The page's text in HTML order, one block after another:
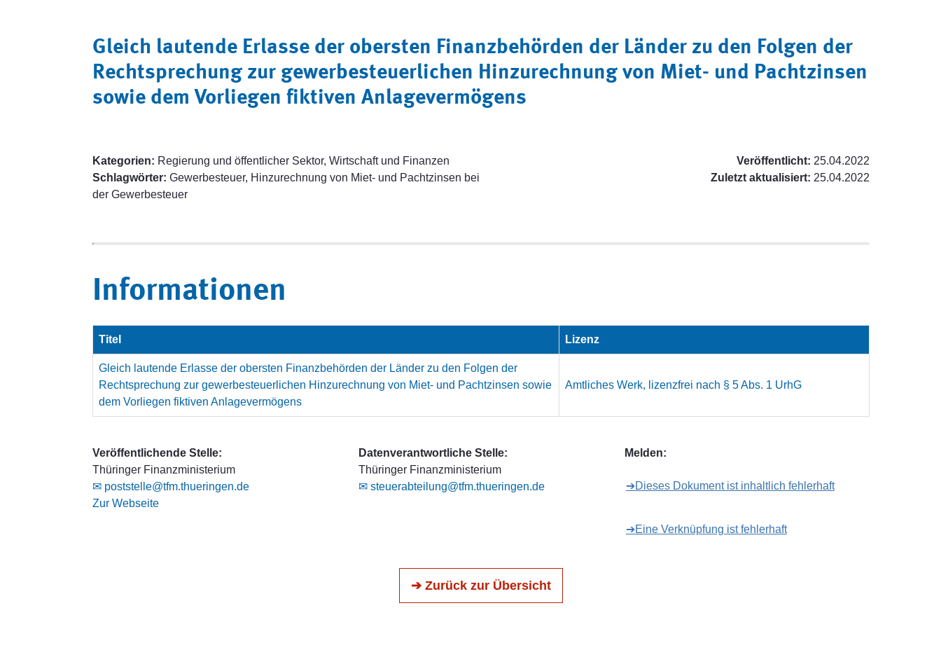
Gleich lautende Erlasse der obersten Finanzbehörden der Länder zu den Folgen der
Rechtsprechung zur gewerbesteuerlichen Hinzurechnung von Miet- und Pachtzinsen
sowie dem Vorliegen fiktiven Anlagevermögens
Kategorien: Regierung und öffentlicher Sektor, Wirtschaft und Finanzen
Schlagwörter: Gewerbesteuer, Hinzurechnung von Miet- und Pachtzinsen bei
der Gewerbesteuer
Veröffentlicht: 25.04.2022
Zuletzt aktualisiert: 25.04.2022
Informationen
Titel Lizenz
Gleich lautende Erlasse der obersten Finanzbehörden der Länder zu den Folgen der
Rechtsprechung zur gewerbesteuerlichen Hinzurechnung von Miet- und Pachtzinsen sowie
dem Vorliegen fiktiven Anlagevermögens
Amtliches Werk, lizenzfrei nach § 5 Abs. 1 UrhG
Veröffentlichende Stelle:
Thüringer Finanzministerium
✉ poststelle@tfm.thueringen.de
Zur Webseite
Datenverantwortliche Stelle:
Thüringer Finanzministerium
✉ steuerabteilung@tfm.thueringen.de
Melden:
➔Dieses Dokument ist inhaltlich fehlerhaft
➔Eine Verknüpfung ist fehlerhaft
➔ Zurück zur Übersicht